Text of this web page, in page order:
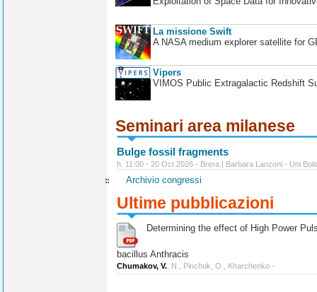
La missione Swift
A NASA medium explorer satellite for
Vipers
VIMOS Public Extragalactic Redshift
Seminari area milanese
Bulge fossil fragments
h. 11:00 - 20 Oct 2026 - Brera | Barbara Lanzoni - Uni
Archivio congressi
Ultime pubblicazioni
Determining the effect of High Power
bacillus Anthracis
Chumakov, V. , N., Pinchuk, O., Kharchenko -